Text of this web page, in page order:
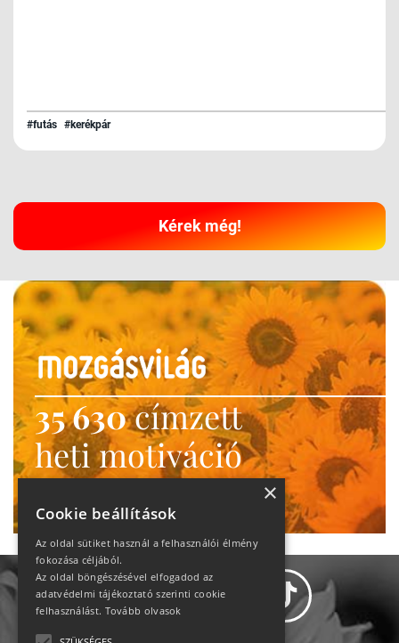
#futás #kerékpár
Kérek még!
35 630címzett
heti motiváció
Ne maradj le!
×
Cookie beállítások
Az oldal sütiket használ a felhasználói élmény
fokozása céljából.
Az oldal böngészésével elfogadod az
adatvédelmi tájékoztató szerinti cookie
felhasználást. Tovább olvasok